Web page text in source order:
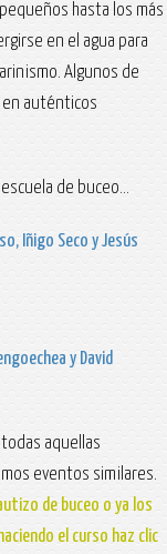
hasta los más
en el agua para
Algunos de
auténticos
de buceo...
Iñigo Seco y Jesús
y David
aquellas
eventos similares.
de buceo o ya los
el curso haz clic